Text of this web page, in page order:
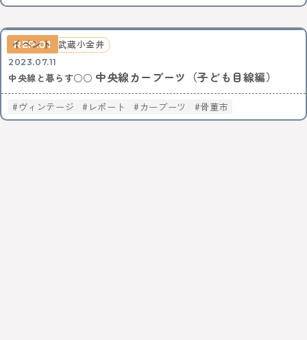
01
イベント 武蔵小金井
2023.07.11
中央線と暮らす○○ 中央線カーブーツ（子ども目線編）
ヴィンテージ レポート カーブーツ 骨董市